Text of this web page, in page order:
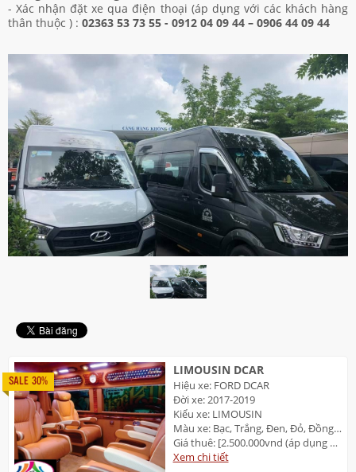
- Xác nhận đặt xe qua điện thoại (áp dụng với các khách hàng
thân thuộc ) : 02363 53 73 55 - 0912 04 09 44 – 0906 44 09 44
SALE 30%
LIMOUSIN DCAR
Hiệu xe: FORD DCAR
Đời xe: 2017-2019
Kiểu xe: LIMOUSIN
Màu xe: Bạc, Trắng, Đen, Đỏ, Đồng Ánh kim
Giá thuê: [2.500.000vnd (áp dụng 2 TP: Đà Nẵng và Huế]
Xem chi tiết